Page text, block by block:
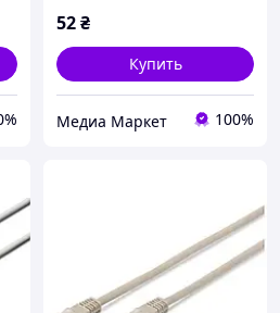
52₴
Купить
Медиа Маркет 100%